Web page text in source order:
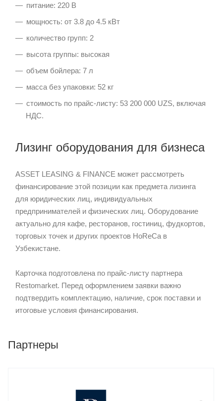
питание: 220 В
мощность: от 3.8 до 4.5 кВт
количество групп: 2
высота группы: высокая
объем бойлера: 7 л
масса без упаковки: 52 кг
стоимость по прайс-листу: 53 200 000 UZS, включая
НДС.
Лизинг оборудования для бизнеса
ASSET LEASING & FINANCE может рассмотреть
финансирование этой позиции как предмета лизинга
для юридических лиц, индивидуальных
предпринимателей и физических лиц. Оборудование
актуально для кафе, ресторанов, гостиниц, фудкортов,
торговых точек и других проектов HoReCa в
Узбекистане.
Карточка подготовлена по прайс-листу партнера
Restomarket. Перед оформлением заявки важно
подтвердить комплектацию, наличие, срок поставки и
итоговые условия финансирования.
Партнеры